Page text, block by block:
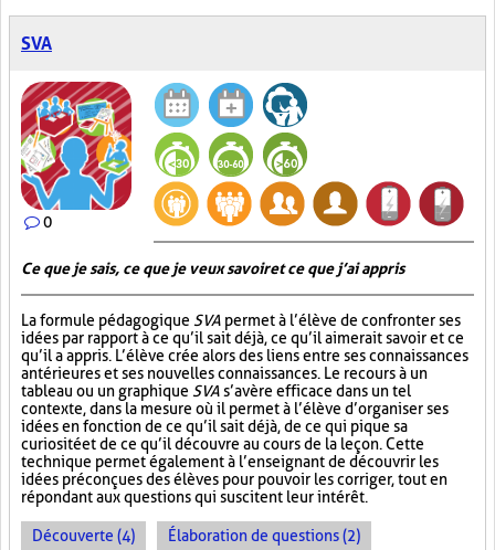
SVA
0
Ce que je sais, ce que je veux savoir et ce que j’ai appris
La formule pédagogique SVA permet à l’élève de confronter ses
idées par rapport à ce qu’il sait déjà, ce qu’il aimerait savoir et ce
qu’il a appris. L’élève crée alors des liens entre ses connaissances
antérieures et ses nouvelles connaissances. Le recours à un
tableau ou un graphique SVA s’avère efficace dans un tel
contexte, dans la mesure où il permet à l’élève d’organiser ses
idées en fonction de ce qu’il sait déjà, de ce qui pique sa
curiosité et de ce qu’il découvre au cours de la leçon. Cette
technique permet également à l’enseignant de découvrir les
idées préconçues des élèves pour pouvoir les corriger, tout en
répondant aux questions qui suscitent leur intérêt.
Découverte (4) Élaboration de questions (2)